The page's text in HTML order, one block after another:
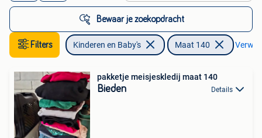
Bewaar je zoekopdracht
Filters Kinderen en Baby's Maat 140
pakketje meisjeskledij maat 140
Bieden Details